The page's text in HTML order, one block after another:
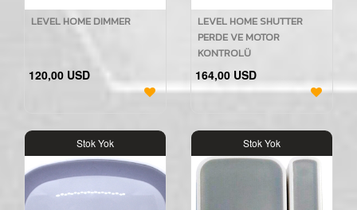
LEVEL HOME DIMMER
120,00 USD
LEVEL HOME SHUTTER
PERDE VE MOTOR
KONTROLÜ
164,00 USD
Stok Yok Stok Yok